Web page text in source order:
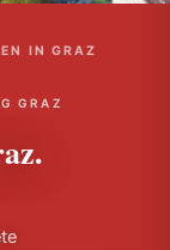
IN GRAZ
GRAZ